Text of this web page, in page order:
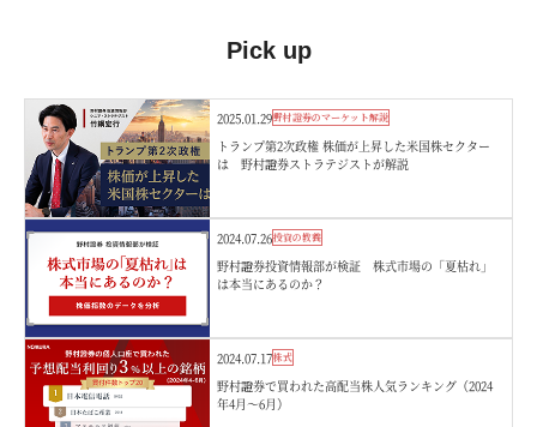
Pick up
2025.01.29野村證券のマーケット解説
トランプ第2次政権 株価が上昇した米国株セクター
は 野村證券ストラテジストが解説
2024.07.26投資の教養
野村證券投資情報部が検証 株式市場の「夏枯れ」
は本当にあるのか？
2024.07.17株式
野村證券で買われた高配当株人気ランキング（2024
年4月～6月）